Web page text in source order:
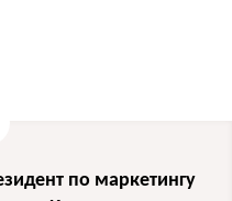
по маркетингу